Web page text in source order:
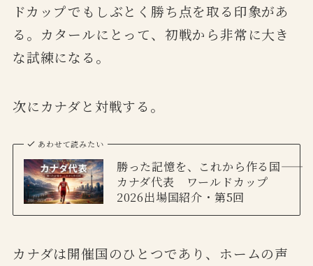
ドカップでもしぶとく勝ち点を取る印象があ
る。カタールにとって、初戦から非常に大き
な試練になる。
次にカナダと対戦する。
あわせて読みたい
勝った記憶を、これから作る国――
カナダ代表 ワールドカップ
2026出場国紹介・第5回
カナダは開催国のひとつであり、ホームの声